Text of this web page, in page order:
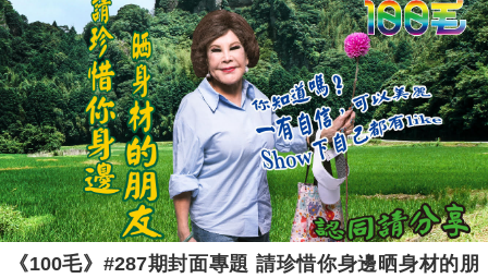
《100毛》#287期封面專題 請珍惜你身邊晒身材的朋